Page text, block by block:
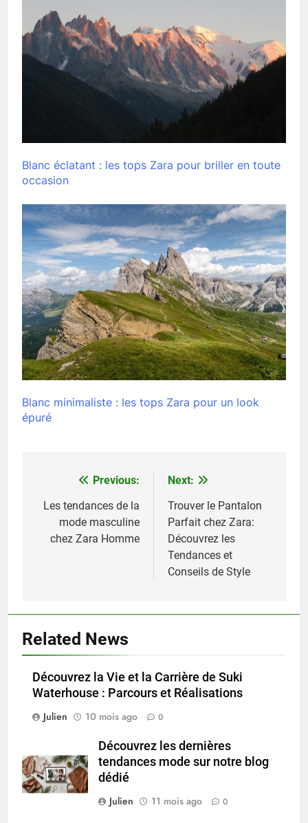
Blanc éclatant : les tops Zara pour briller en toute
occasion
Blanc minimaliste : les tops Zara pour un look
épuré
Navigation
de
l’article
Previous:
Les tendances de la
mode masculine
chez Zara Homme
Next:
Trouver le Pantalon
Parfait chez Zara:
Découvrez les
Tendances et
Conseils de Style
Related News
Découvrez la Vie et la Carrière de Suki
Waterhouse : Parcours et Réalisations
Julien
10 mois ago 0
Découvrez les dernières
tendances mode sur notre blog
dédié
Julien
11 mois ago 0